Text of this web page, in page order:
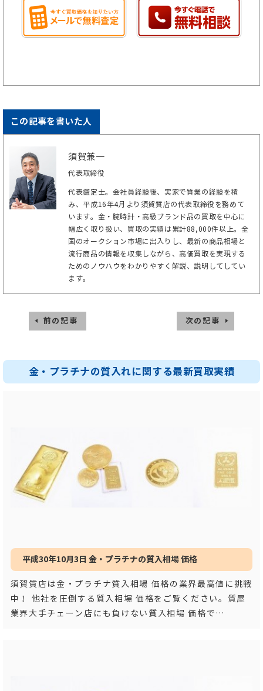
この記事を書いた人
須賀兼一
代表取締役
代表鑑定士。会社員経験後、実家で質業の経験を積
み、平成16年4月より須賀質店の代表取締役を務めて
います。金・腕時計・高級ブランド品の買取を中心に
幅広く取り扱い、買取の実績は累計88,000件以上。全
国のオークション市場に出入りし、最新の商品相場と
流行商品の情報を収集しながら、高価買取を実現する
ためのノウハウをわかりやすく解説、説明してしてい
ます。
前の記事 次の記事
金・プラチナの質入れに関する最新買取実績
平成30年10月3日 金・プラチナの質入相場 価格
須賀質店は金・プラチナ質入相場 価格の業界最高値に挑戦
中！ 他社を圧倒する質入相場 価格をご覧ください。質屋
業界大手チェーン店にも負けない質入相場 価格で